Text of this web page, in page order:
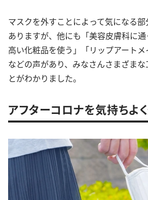
マスクを外すことによって気になる
ありますが、他にも「美容皮膚科に
高い化粧品を使う」「リップアートメ
などの声があり、みなさんさまざま
とがわかりました。
アフターコロナを気持ちよ